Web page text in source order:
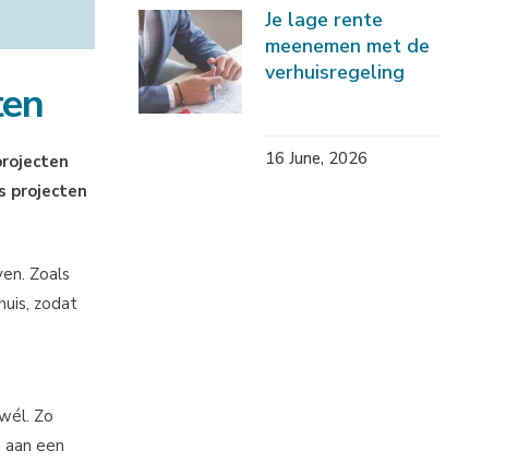
projecten
Zoals
zodat
Zo
een
Je lage rente
meenemen met de
verhuisregeling
16 June, 2026